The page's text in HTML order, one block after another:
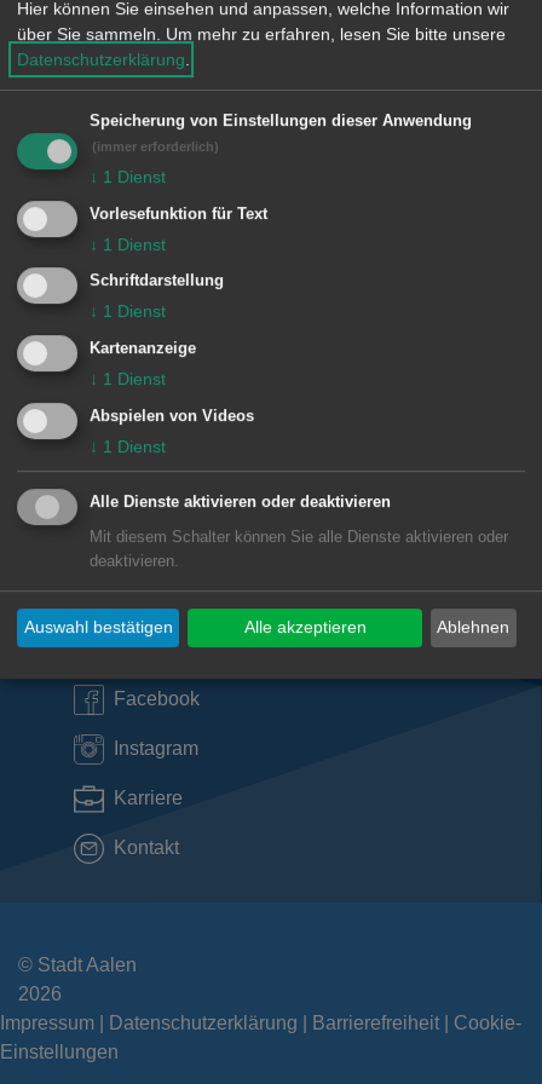
n
Unsere Anschrift
Rathaus Aalen
Marktplatz 30
73430 Aalen
07361 52-0
presseamt@aalen.de
Öffnungszeiten Rathaus Aalen
Subwebs
Direktlinks
Facebook
Instagram
Karriere
Kontakt
© Stadt Aalen
2026
Impressum
Datenschutzerklärung Barrierefreiheit
Cookie-
Einstellungen
Hier können Sie einsehen und anpassen, welche Information wir
über Sie sammeln.
Um mehr zu erfahren, lesen Sie bitte unsere
Datenschutzerklärung
Speicherung von Einstellungen dieser Anwendung
(immer erforderlich)
↓ 1 Dienst
Vorlesefunktion für Text
↓ 1 Dienst
Schriftdarstellung
↓ 1 Dienst
Kartenanzeige
↓ 1 Dienst
Abspielen von Videos
↓ 1 Dienst
Alle Dienste aktivieren oder deaktivieren
Mit diesem Schalter können Sie alle Dienste aktivieren oder
deaktivieren.
Ablehnen
Auswahl bestätigen Alle akzeptieren